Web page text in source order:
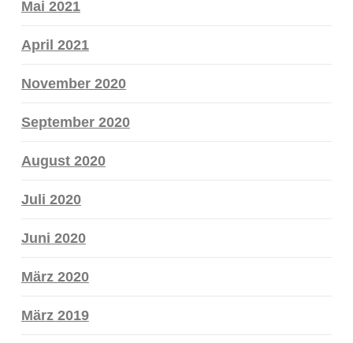
Mai 2021
April 2021
November 2020
September 2020
August 2020
Juli 2020
Juni 2020
März 2020
März 2019